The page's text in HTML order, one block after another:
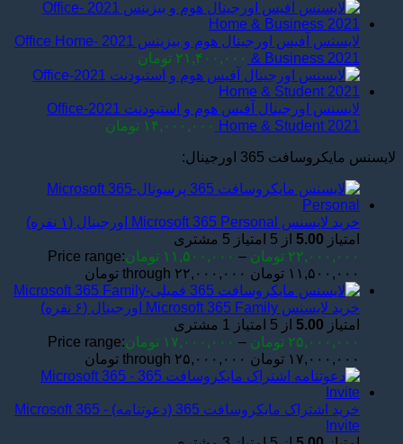
لایسنس آفیس اورجینال هوم و بیزینس 2021 -Office Home
& Business 2021 ۲۱,۴۰۰,۰۰۰ تومان
لایسنس اورجینال آفیس هوم و استیودنت 2021-Office
Home & Student 2021 ۱۴,۰۰۰,۰۰۰ تومان
لایسنس مایکروسافت 365 اورجینال:
خرید لایسنس Microsoft 365 Personal اورجینال (۱ نفره)
امتیاز 5.00 از 5 امتیاز 5 مشتری
۲۲,۰۰۰,۰۰۰ تومان – ۱۱,۵۰۰,۰۰۰ تومانPrice range:
۱۱,۵۰۰,۰۰۰ تومان through ۲۲,۰۰۰,۰۰۰ تومان
خرید لایسنس Microsoft 365 Family اورجینال (۶ نفره)
امتیاز 5.00 از 5 امتیاز 1 مشتری
۲۵,۰۰۰,۰۰۰ تومان – ۱۷,۰۰۰,۰۰۰ تومانPrice range:
۱۷,۰۰۰,۰۰۰ تومان through ۲۵,۰۰۰,۰۰۰ تومان
خرید اشتراک مایکروسافت 365 (دعوتنامه) - Microsoft 365
Invite